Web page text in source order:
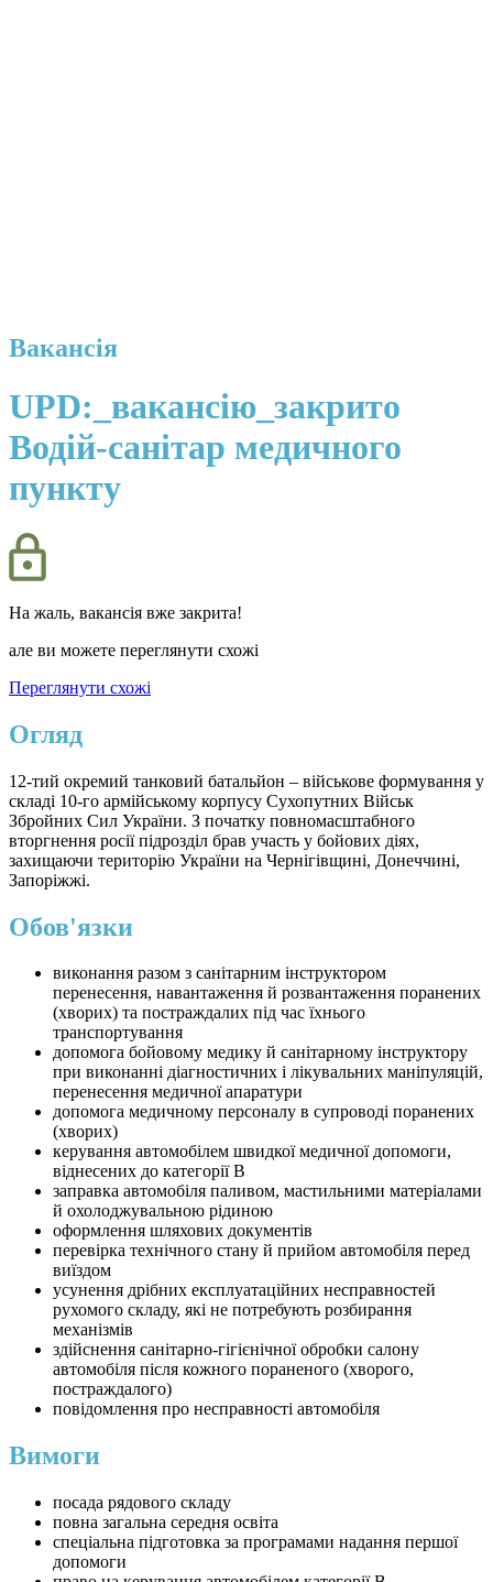
Вакансія
UPD:_вакансію_закрито
Водій-санітар медичного
пункту
На жаль, вакансія вже закрита!
але ви можете переглянути схожі
Переглянути схожі
Огляд
12-тий окремий танковий батальйон – військове формування у
складі 10-го армійському корпусу Сухопутних Військ
Збройних Сил України. З початку повномасштабного
вторгнення росії підрозділ брав участь у бойових діях,
захищаючи територію України на Чернігівщині, Донеччині,
Запоріжжі.
Обов'язки
виконання разом з санітарним інструктором
перенесення, навантаження й розвантаження поранених
(хворих) та постраждалих під час їхнього
транспортування
допомога бойовому медику й санітарному інструктору
при виконанні діагностичних і лікувальних маніпуляцій,
перенесення медичної апаратури
допомога медичному персоналу в супроводі поранених
(хворих)
керування автомобілем швидкої медичної допомоги,
віднесених до категорії В
заправка автомобіля паливом, мастильними матеріалами
й охолоджувальною рідиною
оформлення шляхових документів
перевірка технічного стану й прийом автомобіля перед
виїздом
усунення дрібних експлуатаційних несправностей
рухомого складу, які не потребують розбирання
механізмів
здійснення санітарно-гігієнічної обробки салону
автомобіля після кожного пораненого (хворого,
постраждалого)
повідомлення про несправності автомобіля
Вимоги
посада рядового складу
повна загальна середня освіта
спеціальна підготовка за програмами надання першої
допомоги